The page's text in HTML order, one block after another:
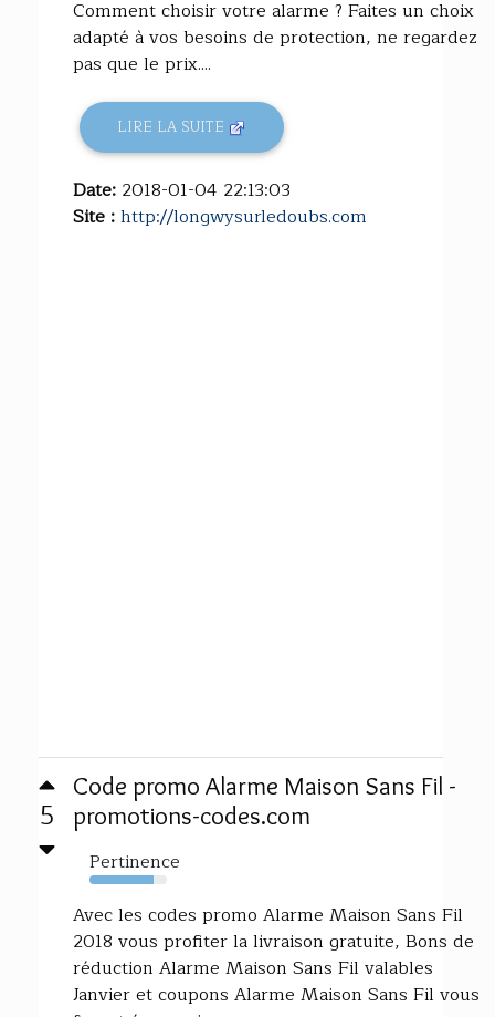
Comment choisir votre alarme ? Faites un choix
adapté à vos besoins de protection, ne regardez
pas que le prix....
LIRE LA SUITE
Date: 2018-01-04 22:13:03
Site :http://longwysurledoubs.com
5
Code promo Alarme Maison Sans Fil -
promotions-codes.com
Pertinence
83%
Avec les codes promo Alarme Maison Sans Fil
2018 vous profiter la livraison gratuite, Bons de
réduction Alarme Maison Sans Fil valables
Janvier et coupons Alarme Maison Sans Fil vous